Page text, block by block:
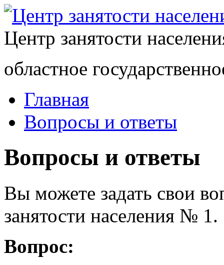
Центр занятости
областное
Главная
Вопросы и ответы
Вопросы и ответы
Вы можете задать свои
занятости населения № 1.
Вопрос: